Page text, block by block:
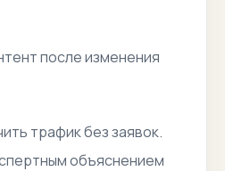
после изменения
трафик без заявок.
объяснением